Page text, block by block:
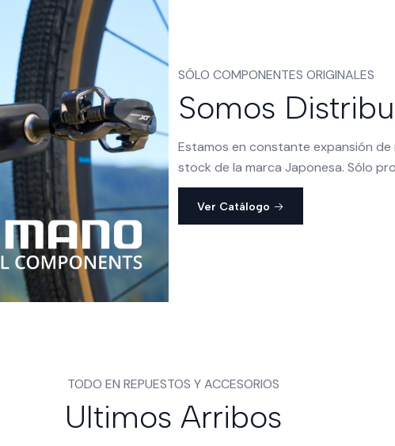
SÓLO COMPONENTES ORIGINALES
Somos
Estamos en constante expansión
stock de la marca Japonesa. Sólo
Ver Catálogo
TODO EN REPUESTOS Y ACCESORIOS
Ultimos Arribos